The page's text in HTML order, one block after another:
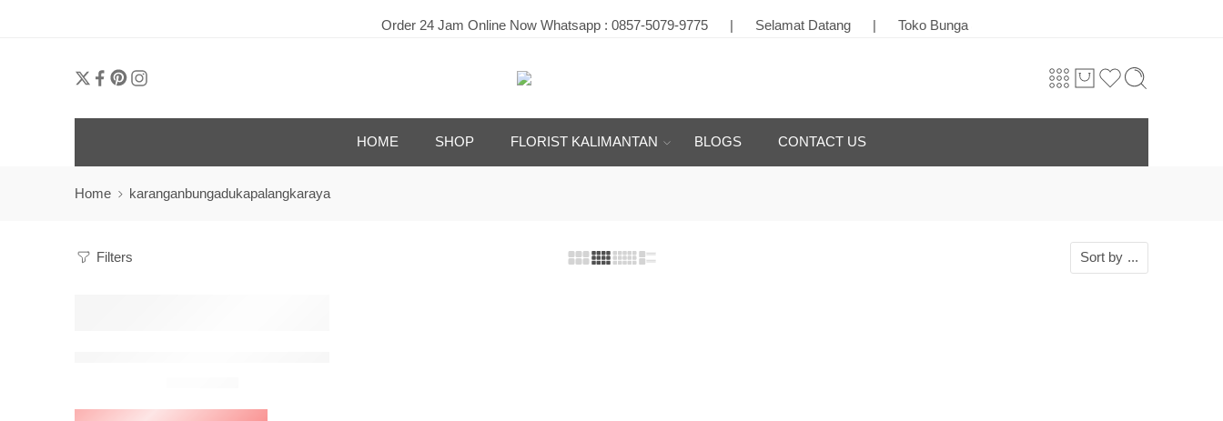
Order 24 Jam Online Now Whatsapp :0857-5079-9775 Selamat Datang Toko Bunga & Karangan Bunga Terbaik di Kota
HOME SHOP FLORIST KALIMANTAN BLOGS CONTACT US
Home karanganbungadukapalangkaraya
Filters Sort by ...